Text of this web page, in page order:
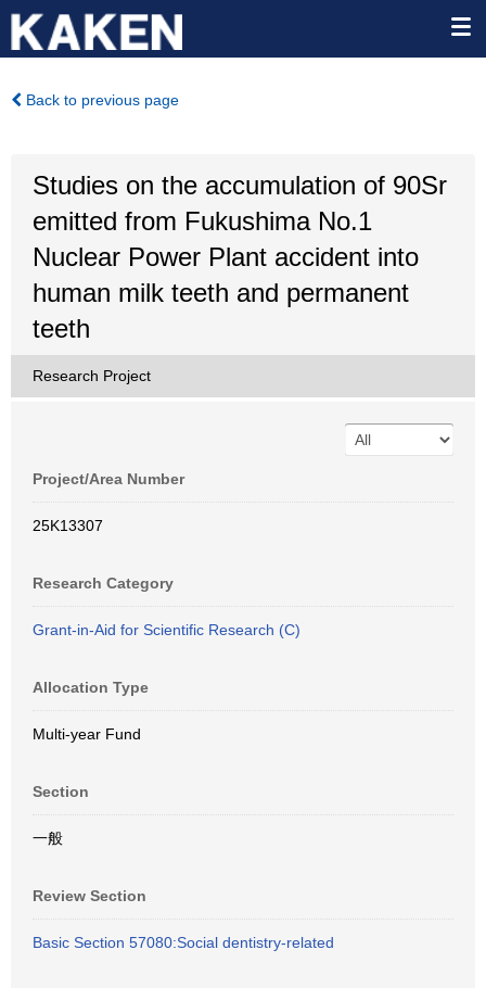
Back to previous page
Studies on the accumulation of 90Sr
emitted from Fukushima No.1
Nuclear Power Plant accident into
human milk teeth and permanent
teeth
Research Project
Project/Area Number
25K13307
Research Category
Grant-in-Aid for Scientific Research (C)
Allocation Type
Multi-year Fund
Section
一般
Review Section
Basic Section 57080:Social dentistry-related